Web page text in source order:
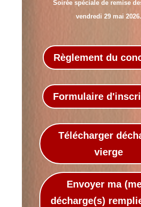
Soirée spéciale de remise
vendredi 29 mai 2026.
Règlement du
Formulaire
Télécharger
vierge
Envoyer ma
décharge(s)